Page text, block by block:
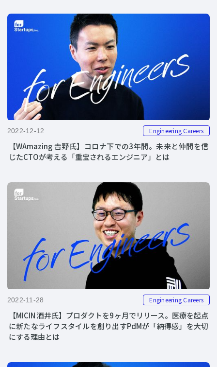
2022-12-12 Engineering Careers
【WAmazing 𠮷野氏】コロナ下での3年間。未来と仲間を信
じたCTOが考える「重宝されるエンジニア」とは
2022-11-28 Engineering Careers
【MICIN 酒井氏】プロダクトを9ヶ月でリリース。医療を起点
に新たなライフスタイルを創り出すPdMが「納得感」を大切
にする理由とは